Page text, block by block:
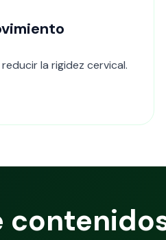
la rigidez cervical.